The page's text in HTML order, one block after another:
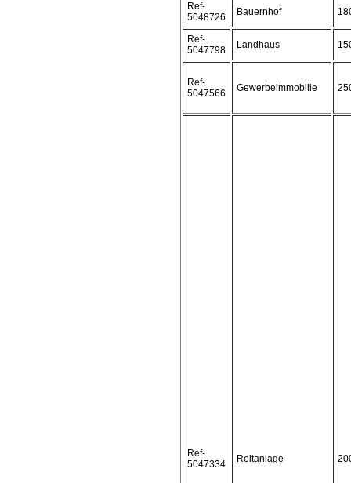
Ref-
5048726
Bauernhof
Ref-
5047798
Landhaus
Ref-
5047566
Gewerbeimmobilie
Ref-
5047334
Reitanlage